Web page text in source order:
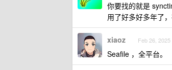
你要找的就是
用了好多好多年了
xiaoz Feb 26, 2025
Seafile ，全平台。